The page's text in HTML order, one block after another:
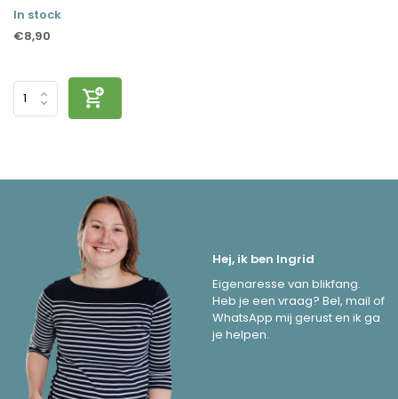
In stock
€8,90
Hej, ik ben Ingrid
Eigenaresse van blikfang.
Heb je een vraag? Bel, mail of
WhatsApp mij gerust en ik ga
je helpen.